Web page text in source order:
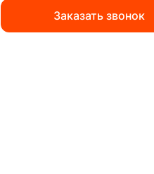
Заказать звонок